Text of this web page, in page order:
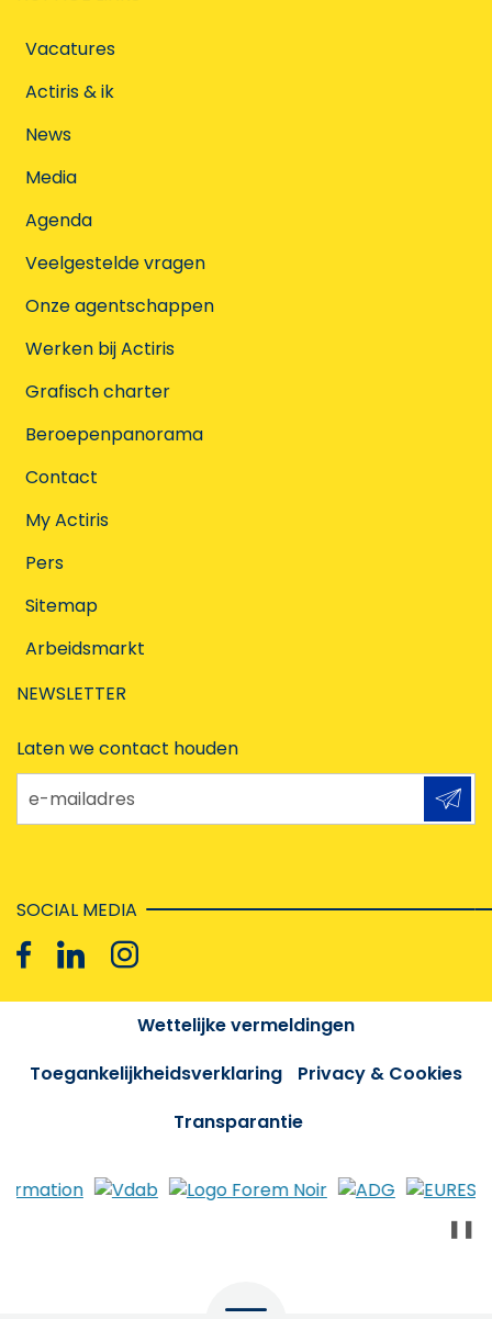
Vacatures
Actiris & ik
News
Media
Agenda
Veelgestelde vragen
Onze agentschappen
Werken bij Actiris
Grafisch charter
Beroepenpanorama
Contact
My Actiris
Pers
Sitemap
Arbeidsmarkt
NEWSLETTER
Laten we contact houden
e-mailadres
SOCIAL MEDIA
Wettelijke vermeldingen
Toegankelijkheidsverklaring
Privacy & Cookies
Transparantie
❚❚